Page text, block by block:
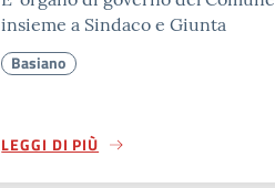
insieme a Sindaco e Giunta
Basiano
LEGGI DI PIÙ